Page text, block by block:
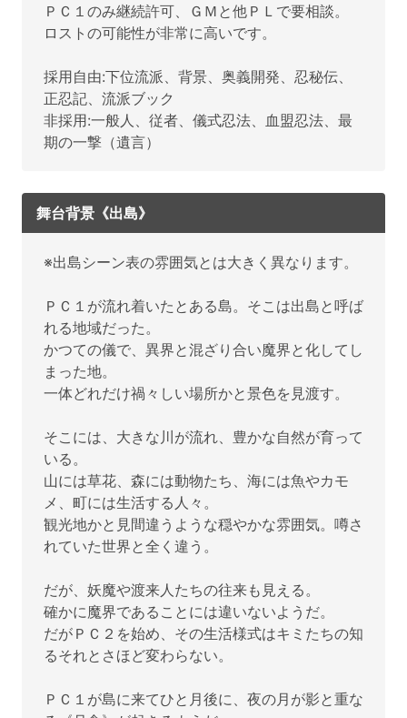
ＰＣ１のみ継続許可、ＧＭと他ＰＬで要相談。
ロストの可能性が非常に高いです。
採用自由:下位流派、背景、奥義開発、忍秘伝、
正忍記、流派ブック
非採用:一般人、従者、儀式忍法、血盟忍法、最
期の一撃（遺言）
舞台背景《出島》
※出島シーン表の雰囲気とは大きく異なります。
ＰＣ１が流れ着いたとある島。そこは出島と呼ば
れる地域だった。
かつての儀で、異界と混ざり合い魔界と化してし
まった地。
一体どれだけ禍々しい場所かと景色を見渡す。
そこには、大きな川が流れ、豊かな自然が育って
いる。
山には草花、森には動物たち、海には魚やカモ
メ、町には生活する人々。
観光地かと見間違うような穏やかな雰囲気。噂さ
れていた世界と全く違う。
だが、妖魔や渡来人たちの往来も見える。
確かに魔界であることには違いないようだ。
だがＰＣ２を始め、その生活様式はキミたちの知
るそれとさほど変わらない。
ＰＣ１が島に来てひと月後に、夜の月が影と重な